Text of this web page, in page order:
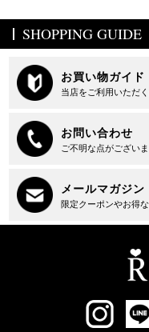
SHOPPING GUIDE